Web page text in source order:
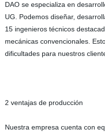
DAO se especializa en
UG. Podemos diseñar,
15 ingenieros técnicos
mecánicas convencionales.
dificultades para nuestros
2 ventajas de producción
Nuestra empresa cuenta con